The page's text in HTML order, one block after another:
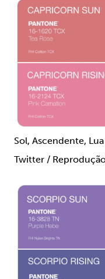
Sol, Ascendente,
Twitter /